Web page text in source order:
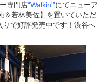
専門店“Walkin'”にてニューア
＆若林美佐】を置いていただ
りで好評発売中です！渋谷へ